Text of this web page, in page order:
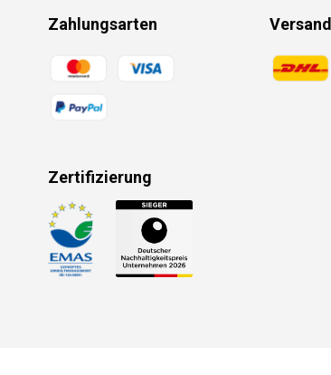
Zahlungsarten
Zahlungsmethoden
Versand
Zertifizierung
Zahlungsmethoden